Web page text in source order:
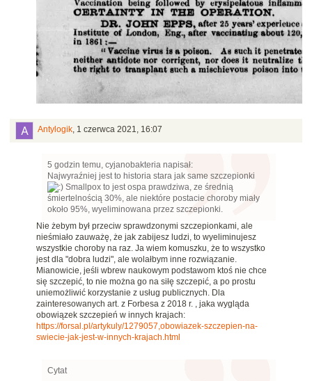
Antylogik, 1 czerwca 2021, 16:07
5 godzin temu, cyjanobakteria napisał:
Najwyraźniej jest to historia stara jak same szczepionki
Smallpox to jest ospa prawdziwa, ze średnią
śmiertelnością 30%, ale niektóre postacie choroby miały
około 95%, wyeliminowana przez szczepionki.
Nie żebym był przeciw sprawdzonymi szczepionkami, ale
nieśmiało zauważę, że jak zabijesz ludzi, to wyeliminujesz
wszystkie choroby na raz. Ja wiem komuszku, że to wszystko
jest dla "dobra ludzi", ale wolałbym inne rozwiązanie.
Mianowicie, jeśli wbrew naukowym podstawom ktoś nie chce
się szczepić, to nie można go na siłę szczepić, a po prostu
uniemożliwić korzystanie z usług publicznych. Dla
zainteresowanych art. z Forbesa z 2018 r. , jaka wygląda
obowiązek szczepień w innych krajach:
https://forsal.pl/artykuly/1279057,obowiazek-szczepien-na-
swiecie-jak-jest-w-innych-krajach.html
Cytat